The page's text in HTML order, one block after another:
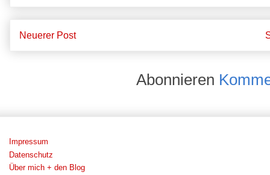
Neuerer Post
Abonnieren
Impressum
Datenschutz
Über mich + den Blog